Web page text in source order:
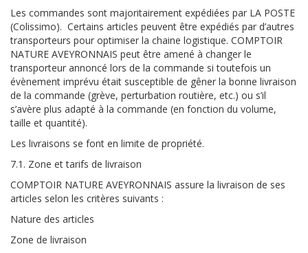
Les commandes sont majoritairement expédiées par LA POSTE
(Colissimo). Certains articles peuvent être expédiés par d’autres
transporteurs pour optimiser la chaine logistique. COMPTOIR
NATURE AVEYRONNAIS peut être amené à changer le
transporteur annoncé lors de la commande si toutefois un
évènement imprévu était susceptible de gêner la bonne livraison
de la commande (grève, perturbation routière, etc.) ou s’il
s’avère plus adapté à la commande (en fonction du volume,
taille et quantité).
Les livraisons se font en limite de propriété.
7.1. Zone et tarifs de livraison
COMPTOIR NATURE AVEYRONNAIS assure la livraison de ses
articles selon les critères suivants :
Nature des articles
Zone de livraison